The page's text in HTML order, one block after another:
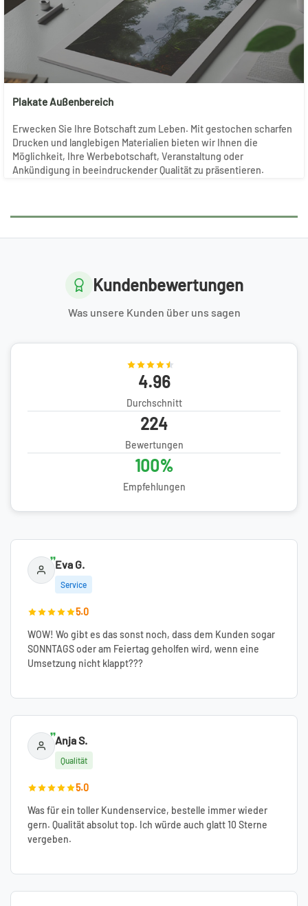
Plakate Außenbereich
Erwecken Sie Ihre Botschaft zum Leben. Mit gestochen scharfen
Drucken und langlebigen Materialien bieten wir Ihnen die
Möglichkeit, Ihre Werbebotschaft, Veranstaltung oder
Ankündigung in beeindruckender Qualität zu präsentieren.
Kundenbewertungen
Was unsere Kunden über uns sagen
4.96
Durchschnitt
224
Bewertungen
100%
Empfehlungen
Eva G.
Service
5.0
WOW! Wo gibt es das sonst noch, dass dem Kunden sogar
SONNTAGS oder am Feiertag geholfen wird, wenn eine
Umsetzung nicht klappt???
Anja S.
Qualität
5.0
Was für ein toller Kundenservice, bestelle immer wieder
gern. Qualität absolut top. Ich würde auch glatt 10 Sterne
vergeben.